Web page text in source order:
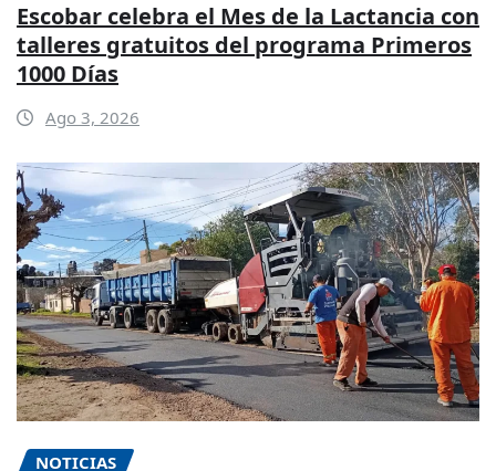
Escobar celebra el Mes de la Lactancia con
talleres gratuitos del programa Primeros
1000 Días
Ago 3, 2026
NOTICIAS